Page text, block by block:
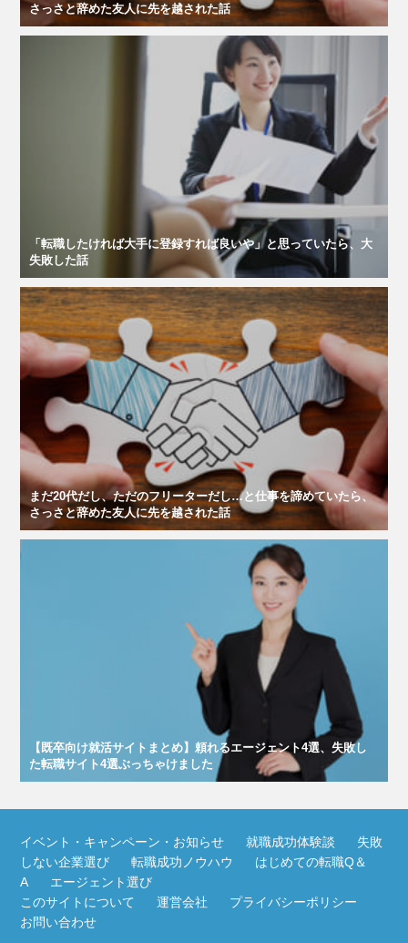
さっさと辞めた友人に先を越された話
「転職したければ大手に登録すれば良いや」と思っていたら、大
失敗した話
まだ20代だし、ただのフリーターだし…と仕事を諦めていたら、
さっさと辞めた友人に先を越された話
【既卒向け就活サイトまとめ】頼れるエージェント4選、失敗し
た転職サイト4選ぶっちゃけました
イベント・キャンペーン・お知らせ 就職成功体験談
失敗
しない企業選び
転職成功ノウハウ
はじめての転職Q＆
A
エージェント選び
このサイトについて
運営会社
プライバシーポリシー
お問い合わせ